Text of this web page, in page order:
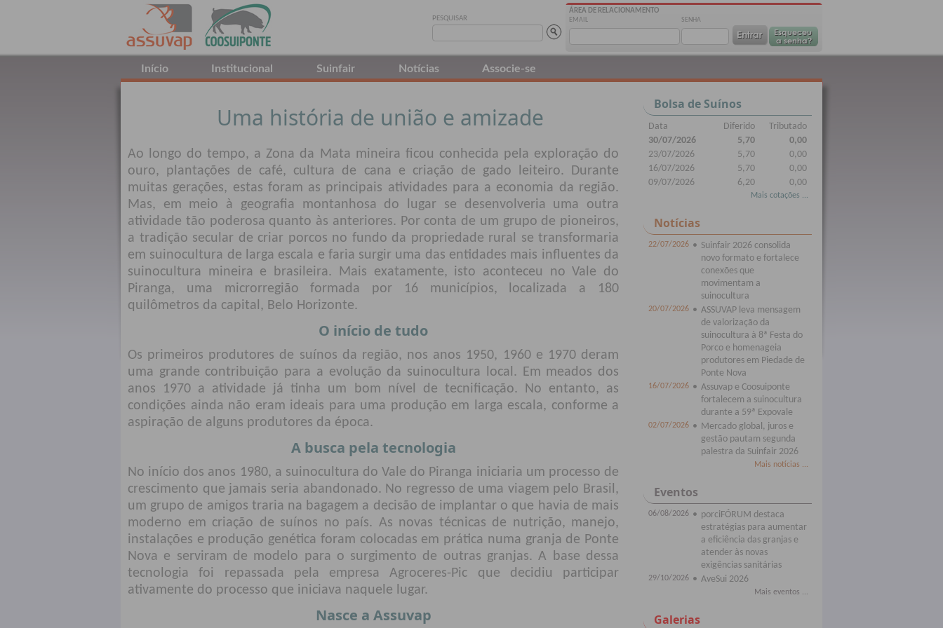
ÁREA DE RELACIONAMENTO
EMAIL
SENHA
PESQUISAR
Início Institucional Suinfair Notícias Associe-se
Bolsa de Suínos
Data Diferido
Tributado
30/07/2026
5,70
0,00
23/07/2026
5,70
0,00
16/07/2026
5,70
0,00
09/07/2026
6,20 0,00
Mais cotações ...
Notícias
22/07/2026 • Suinfair 2026 consolida
novo formato e fortalece
conexões que
movimentam a
suinocultura
20/07/2026 • ASSUVAP leva mensagem
de valorização da
suinocultura à 8ª Festa do
Porco e homenageia
produtores em Piedade de
Ponte Nova
16/07/2026 • Assuvap e Coosuiponte
fortalecem a suinocultura
durante a 59ª Expovale
02/07/2026 • Mercado global, juros e
gestão pautam segunda
palestra da Suinfair 2026
Mais notícias ...
Eventos
06/08/2026 • porciFÓRUM destaca
estratégias para aumentar
a eficiência das granjas e
atender às novas
exigências sanitárias
29/10/2026 • AveSui 2026
Mais eventos ...
Galerias
Uma história de união e amizade
Ao longo do tempo, a Zona da Mata mineira ficou conhecida pela exploração do
ouro, plantações de café, cultura de cana e criação de gado leiteiro. Durante
muitas gerações, estas foram as principais atividades para a economia da região.
Mas, em meio à geografia montanhosa do lugar se desenvolveria uma outra
atividade tão poderosa quanto às anteriores. Por conta de um grupo de pioneiros,
a tradição secular de criar porcos no fundo da propriedade rural se transformaria
em suinocultura de larga escala e faria surgir uma das entidades mais influentes da
suinocultura mineira e brasileira. Mais exatamente, isto aconteceu no Vale do
Piranga, uma microrregião formada por 16 municípios, localizada a 180
quilômetros da capital, Belo Horizonte.
O início de tudo
Os primeiros produtores de suínos da região, nos anos 1950, 1960 e 1970 deram
uma grande contribuição para a evolução da suinocultura local. Em meados dos
anos 1970 a atividade já tinha um bom nível de tecnificação. No entanto, as
condições ainda não eram ideais para uma produção em larga escala, conforme a
aspiração de alguns produtores da época.
A busca pela tecnologia
No início dos anos 1980, a suinocultura do Vale do Piranga iniciaria um processo de
crescimento que jamais seria abandonado. No regresso de uma viagem pelo Brasil,
um grupo de amigos traria na bagagem a decisão de implantar o que havia de mais
moderno em criação de suínos no país. As novas técnicas de nutrição, manejo,
instalações e produção genética foram colocadas em prática numa granja de Ponte
Nova e serviram de modelo para o surgimento de outras granjas. A base dessa
tecnologia foi repassada pela empresa Agroceres-Pic que decidiu participar
ativamente do processo que iniciava naquele lugar.
Nasce a Assuvap